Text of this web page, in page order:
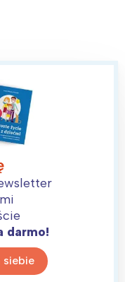
darmo!
siebie
z